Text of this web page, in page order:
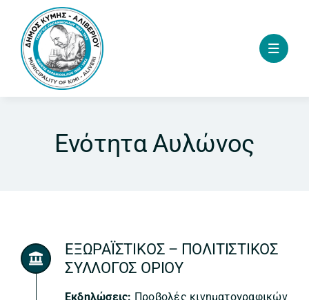
content
Ενότητα Αυλώνος
ΕΞΩΡΑΪΣΤΙΚΟΣ – ΠΟΛΙΤΙΣΤΙΚΟΣ
ΣΥΛΛΟΓΟΣ ΟΡΙΟΥ
Εκδηλώσεις: Προβολές κινηματογραφικών